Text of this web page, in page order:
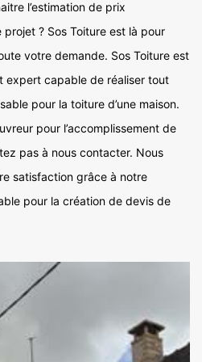
l’estimation de prix
? Sos Toiture est là pour
votre demande. Sos Toiture est
expert capable de réaliser tout
pour la toiture d’une maison.
pour l’accomplissement de
pas à nous contacter. Nous
satisfaction grâce à notre
pour la création de devis de